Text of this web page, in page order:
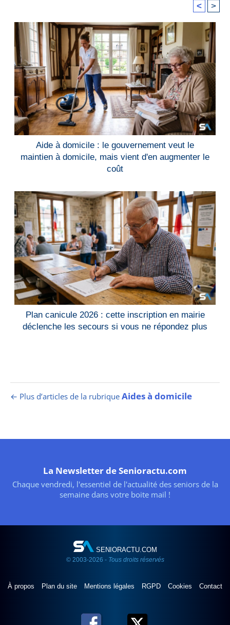
< >
Aide à domicile : le gouvernement veut le
maintien à domicile, mais vient d'en augmenter le
coût
Plan canicule 2026 : cette inscription en mairie
déclenche les secours si vous ne répondez plus
← Plus d’articles de la rubrique Aides à domicile
La Newsletter de Senioractu.com
Chaque vendredi, l'essentiel de l'actualité des seniors de la
semaine dans votre boite mail !
SENIORACTU.COM
© 2003-2026 - Tous droits réservés
À propos Plan du site Mentions légales RGPD Cookies Contact